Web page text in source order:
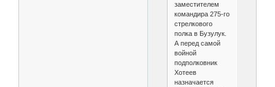
заместителем
командира 275-го
стрелкового
полка в Бузулук.
А перед самой
войной
подполковник
Хотеев
назначается